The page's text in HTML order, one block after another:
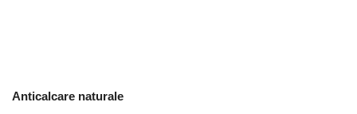
Anticalcare naturale